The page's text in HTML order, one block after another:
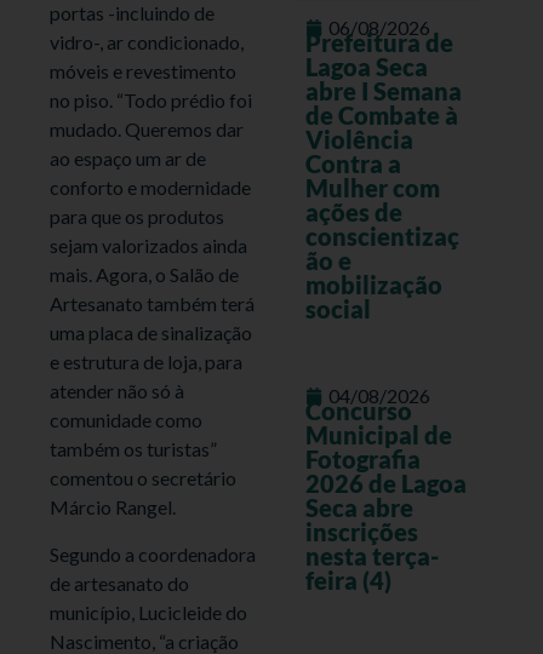
portas -incluindo de
vidro-, ar condicionado,
móveis e revestimento
no piso. “Todo prédio foi
mudado. Queremos dar
ao espaço um ar de
conforto e modernidade
para que os produtos
sejam valorizados ainda
mais. Agora, o Salão de
Artesanato também terá
uma placa de sinalização
e estrutura de loja, para
atender não só à
comunidade como
também os turistas”
comentou o secretário
Márcio Rangel.
Segundo a coordenadora
de artesanato do
município, Lucicleide do
Nascimento, “a criação
06/08/2026
Prefeitura de
Lagoa Seca
abre I Semana
de Combate à
Violência
Contra a
Mulher com
ações de
conscientizaç
ão e
mobilização
social
04/08/2026
Concurso
Municipal de
Fotografia
2026 de Lagoa
Seca abre
inscrições
nesta terça-
feira (4)